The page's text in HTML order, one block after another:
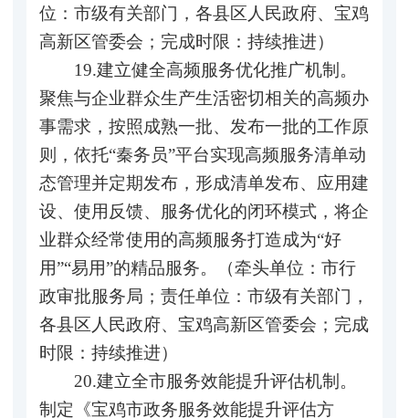
位：市级有关部门，各县区人民政府、宝鸡
高新区管委会；完成时限：持续推进）
19.建立健全高频服务优化推广机制。
聚焦与企业群众生产生活密切相关的高频办
事需求，按照成熟一批、发布一批的工作原
则，依托“秦务员”平台实现高频服务清单动
态管理并定期发布，形成清单发布、应用建
设、使用反馈、服务优化的闭环模式，将企
业群众经常使用的高频服务打造成为“好
用”“易用”的精品服务。（牵头单位：市行
政审批服务局；责任单位：市级有关部门，
各县区人民政府、宝鸡高新区管委会；完成
时限：持续推进）
20.建立全市服务效能提升评估机制。
制定《宝鸡市政务服务效能提升评估方